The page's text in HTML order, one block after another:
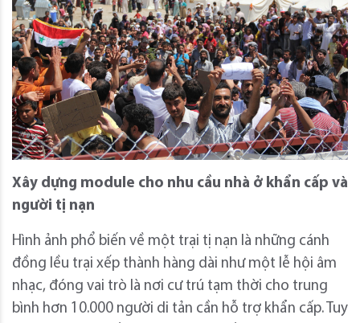
Xây dựng module cho nhu cầu nhà ở khẩn cấp và
người tị nạn
Hình ảnh phổ biến về một trại tị nạn là những cánh
đồng lều trại xếp thành hàng dài như một lễ hội âm
nhạc, đóng vai trò là nơi cư trú tạm thời cho trung
bình hơn 10.000 người di tản cần hỗ trợ khẩn cấp. Tuy